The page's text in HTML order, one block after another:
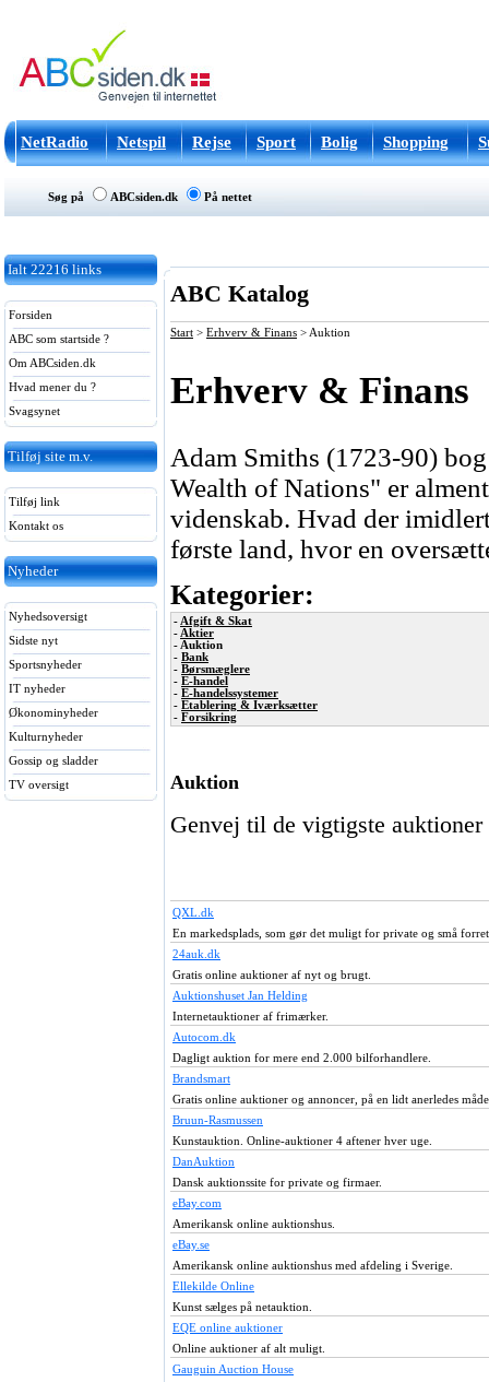
NetRadio Netspil Rejse Sport Bolig Shopping
Søg på ABCsiden.dk På nettet
Ialt 22216 links
Forsiden
ABC som startside ?
Om ABCsiden.dk
Hvad mener du ?
Svagsynet
Tilføj site m.v.
Tilføj link
Kontakt os
Nyheder
Nyhedsoversigt
Sidste nyt
Sportsnyheder
IT nyheder
Økonominyheder
Kulturnyheder
Gossip og sladder
TV oversigt
ABC Katalog
Start > Erhverv & Finans > Auktion
Erhverv & Finans
Adam Smiths (1723-90)
Wealth of Nations" er
viden­skab. Hvad der
første land, hvor en
Kategorier:
- Afgift & Skat
- Aktier
- Auktion
- Bank
- Børsmæglere
- E-handel
- E-handelssystemer
- Etablering & Iværksætter
- Forsikring
Auktion
Genvej til de vigtigste
QXL.dk
En markedsplads, som gør det muligt for private og små
24auk.dk
Gratis online auktioner af nyt og brugt.
Auktionshuset Jan Helding
Internetauktioner af frimærker.
Autocom.dk
Dagligt auktion for mere end 2.000 bilforhandlere.
Brandsmart
Gratis online auktioner og annoncer, på en lidt anerledes
Bruun-Rasmussen
Kunstauktion. Online-auktioner 4 aftener hver uge.
DanAuktion
Dansk auktionssite for private og firmaer.
eBay.com
Amerikansk online auktionshus.
eBay.se
Amerikansk online auktionshus med afdeling i Sverige.
Ellekilde Online
Kunst sælges på netauktion.
EQE online auktioner
Online auktioner af alt muligt.
Gauguin Auction House